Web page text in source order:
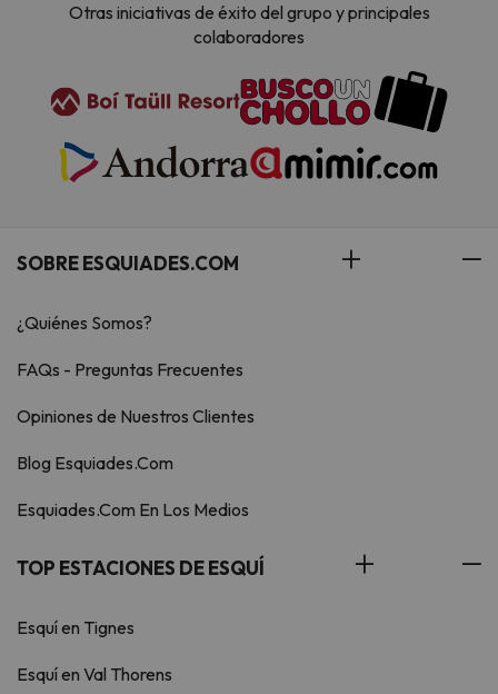
Otras iniciativas de éxito del grupo y principales
colaboradores
SOBRE ESQUIADES.COM
¿Quiénes Somos?
FAQs - Preguntas Frecuentes
Opiniones de Nuestros Clientes
Blog Esquiades.Com
Esquiades.Com En Los Medios
TOP ESTACIONES DE ESQUÍ
Esquí en Tignes
Esquí en Val Thorens